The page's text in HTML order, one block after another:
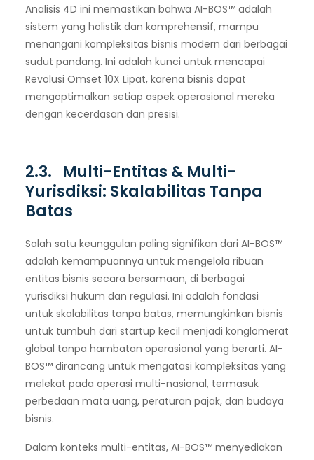
Analisis 4D ini memastikan bahwa AI-BOS™ adalah
sistem yang holistik dan komprehensif, mampu
menangani kompleksitas bisnis modern dari berbagai
sudut pandang. Ini adalah kunci untuk mencapai
Revolusi Omset 10X Lipat, karena bisnis dapat
mengoptimalkan setiap aspek operasional mereka
dengan kecerdasan dan presisi.
2.3. Multi-Entitas & Multi-
Yurisdiksi: Skalabilitas Tanpa
Batas
Salah satu keunggulan paling signifikan dari AI-BOS™
adalah kemampuannya untuk mengelola ribuan
entitas bisnis secara bersamaan, di berbagai
yurisdiksi hukum dan regulasi. Ini adalah fondasi
untuk skalabilitas tanpa batas, memungkinkan bisnis
untuk tumbuh dari startup kecil menjadi konglomerat
global tanpa hambatan operasional yang berarti. AI-
BOS™ dirancang untuk mengatasi kompleksitas yang
melekat pada operasi multi-nasional, termasuk
perbedaan mata uang, peraturan pajak, dan budaya
bisnis.
Dalam konteks multi-entitas, AI-BOS™ menyediakan